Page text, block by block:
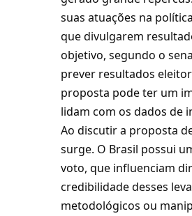
suas atuações na
que divulgarem
objetivo, segundo o
prever resultados
proposta pode ter um
lidam com os dados de
Ao discutir a proposta
surge. O Brasil possui
voto, que influenciam
credibilidade desses
metodológicos ou